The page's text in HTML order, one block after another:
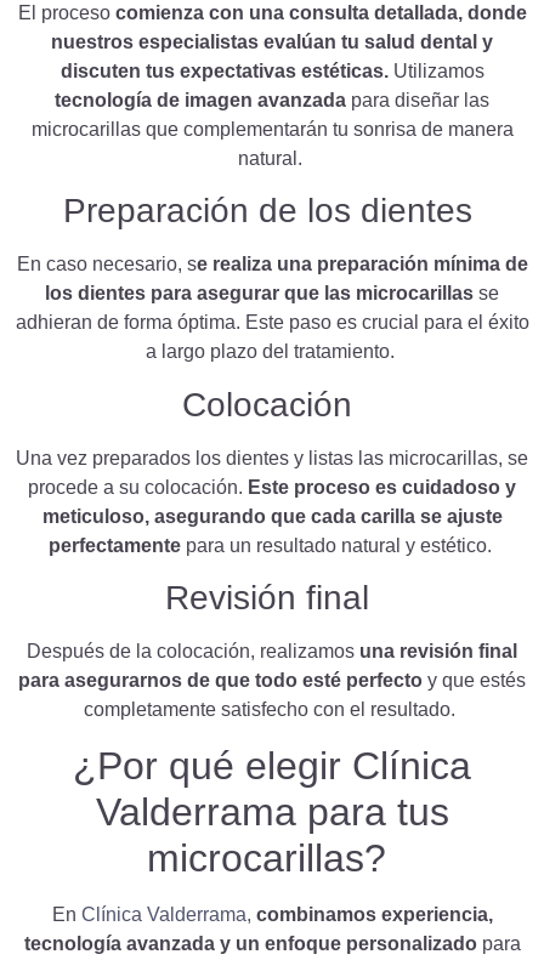
El procesocomienza con una consulta detallada, donde
nuestros especialistas evalúan tu salud dental y
discuten tus expectativas estéticas.Utilizamos
tecnología de imagen avanzada para diseñar las
microcarillas que complementarán tu sonrisa de manera
natural.
Preparación de los dientes
En caso necesario, se realiza una preparación mínima de
los dientes para asegurar que las microcarillas se
adhieran de forma óptima. Este paso es crucial para el éxito
a largo plazo del tratamiento.
Colocación
Una vez preparados los dientes y listas las microcarillas, se
procede a su colocación. Este proceso es cuidadoso y
meticuloso, asegurando que cada carilla se ajuste
perfectamentepara un resultado natural y estético.
Revisión final
Después de la colocación, realizamos una revisión final
para asegurarnos de que todo esté perfecto y que estés
completamente satisfecho con el resultado.
¿Por qué elegir Clínica
Valderrama para tus
microcarillas?
En Clínica Valderrama, combinamos experiencia,
tecnología avanzada y un enfoque personalizadopara